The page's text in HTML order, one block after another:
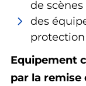
de scènes
des
Equipement
par la remise